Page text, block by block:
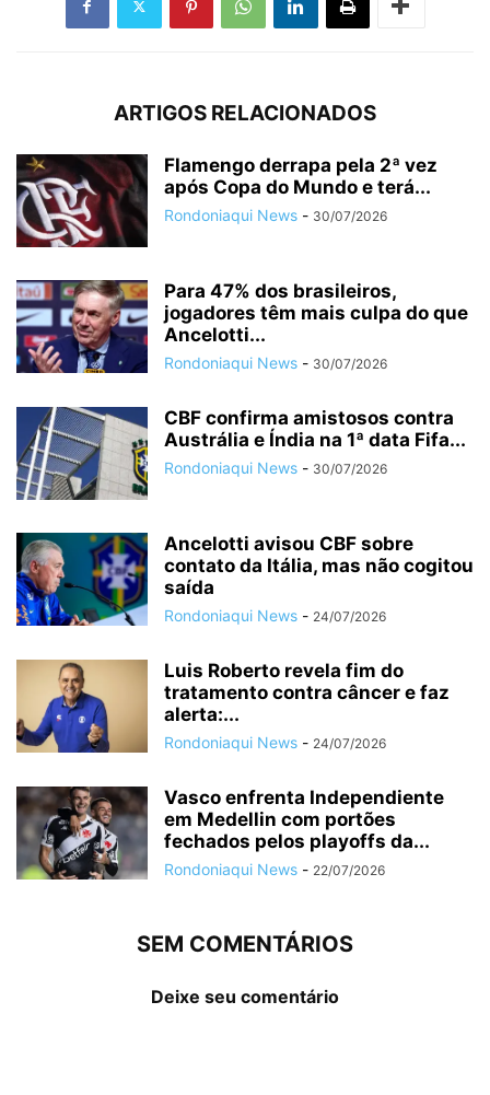
ARTIGOS RELACIONADOS
Flamengo derrapa pela 2ª vez
após Copa do Mundo e terá...
Rondoniaqui News - 30/07/2026
Para 47% dos brasileiros,
jogadores têm mais culpa do que
Ancelotti...
Rondoniaqui News - 30/07/2026
CBF confirma amistosos contra
Austrália e Índia na 1ª data Fifa...
Rondoniaqui News - 30/07/2026
Ancelotti avisou CBF sobre
contato da Itália, mas não cogitou
saída
Rondoniaqui News - 24/07/2026
Luis Roberto revela fim do
tratamento contra câncer e faz
alerta:...
Rondoniaqui News - 24/07/2026
Vasco enfrenta Independiente
em Medellin com portões
fechados pelos playoffs da...
Rondoniaqui News - 22/07/2026
SEM COMENTÁRIOS
Deixe seu comentário